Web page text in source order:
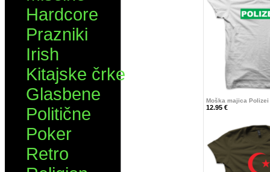
Hardcore
Prazniki
Irish
Kitajske črke
Glasbene
Politične
Poker
Retro
Moška majica Polizei
12.95 €